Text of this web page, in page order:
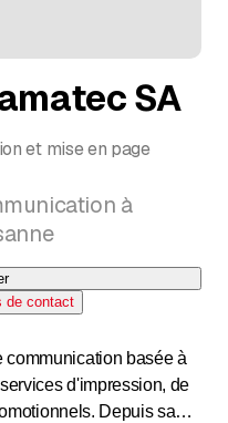
SA
et mise en page
à
de contact
communication basée à
d'impression, de
Depuis sa